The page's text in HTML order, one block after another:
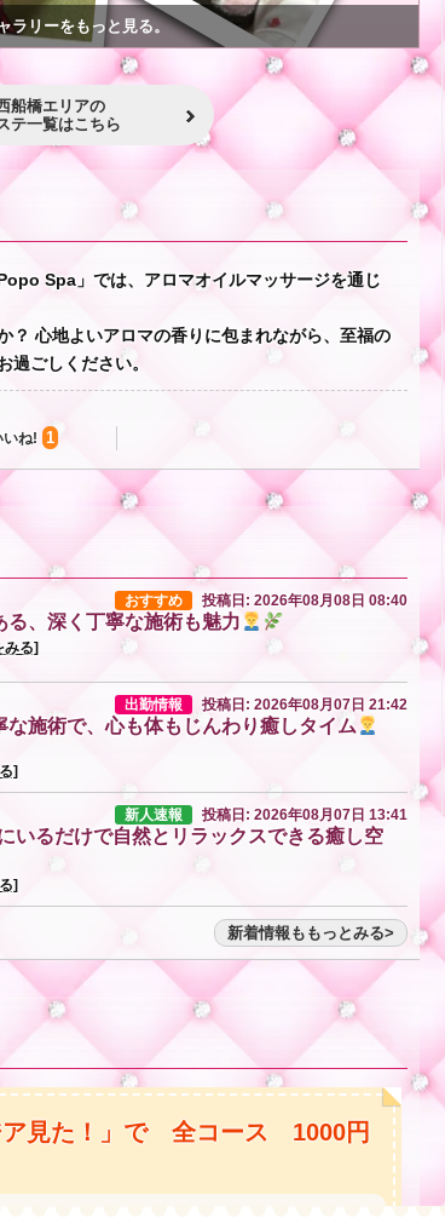
ラリーをもっと見る。
船橋エリアの
テ一覧はこちら
Spa」では、アロマオイルマッサージを通じ
？ 心地よいアロマの香りに包まれながら、至福の
過ごしください。
いね! 1
おすすめ 投稿日: 2026年08月08日 08:40
る、深く丁寧な施術も魅力
みる]
出勤情報 投稿日: 2026年08月07日 21:42
施術で、心も体もじんわり癒しタイム
]
新人速報 投稿日: 2026年08月07日 13:41
いるだけで自然とリラックスできる癒し空
]
新着情報ももっとみる
ア見た！」で 全コース 1000円